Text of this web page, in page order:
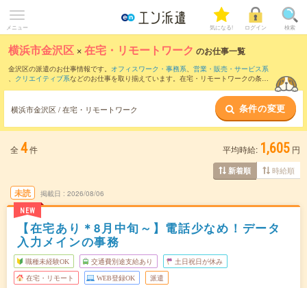
メニュー 気になる! ログイン 検索
横浜市金沢区 ×在宅・リモートワーク のお仕事一覧
金沢区の派遣のお仕事情報です。 オフィスワーク・事務系、 営業・販売・サービス系
、 クリエイティブ系などのお仕事を取り揃えています。在宅・リモートワークの条件
横浜市金沢区 / 在宅・リモートワーク 条件の変更
全 4件 平均時給: 1,605 円
新着順 時給順
未読
NEW
掲載日 2026/08/06
【在宅あり＊8月中旬～】電話少なめ！データ
入力メインの事務
職種未経験OK 交通費別途支給あり 土日祝日が休み
在宅・リモート WEB登録OK 派遣